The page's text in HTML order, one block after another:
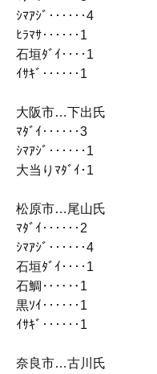
ｼﾏｱｼﾞ‥‥‥4
ﾋﾗﾏｻ‥‥‥1
石垣ﾀﾞｲ‥‥1
ｲｻｷﾞ‥‥‥1
大阪市…下出氏
ﾏﾀﾞｲ‥‥‥3
ｼﾏｱｼﾞ‥‥‥1
大当りﾏﾀﾞｲ･1
松原市…尾山氏
ﾏﾀﾞｲ‥‥‥2
ｼﾏｱｼﾞ‥‥‥4
石垣ﾀﾞｲ‥‥1
石鯛‥‥‥1
黒ｿｲ‥‥‥1
ｲｻｷﾞ‥‥‥1
奈良市…古川氏